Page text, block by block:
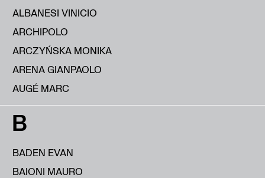
ALBANESI VINICIO
ARCHIPOLO
ARCZYŃSKA MONIKA
ARENA GIANPAOLO
AUGÉ MARC
B
BADEN EVAN
BAIONI MAURO